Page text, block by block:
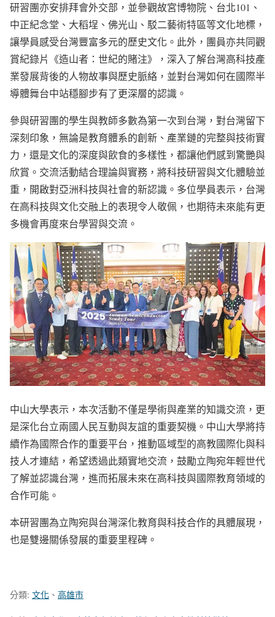
研習團亦安排拜會外交部，並參觀故宮博物院、台北101、
中正紀念堂、大稻埕、佛光山、駁二藝術特區等文化地標，
讓學員感受台灣豐富多元的歷史文化。此外，團員亦共同觀
賞紀錄片《造山者：世紀的賭注》，深入了解台灣高科技產
業發展背後的人物故事與歷史脈絡，並對台灣如何在國際半
導體舞台中站穩腳步有了更深層的認識。
參與研習團的學生與教師多數為第一次到台灣，對台灣留下
深刻印象，無論是教育體系的創新、產業鏈的完整與技術實
力，還是文化的深度與飲食的多樣性，都讓他們感到驚艷與
欣賞。交流活動結合理論與實務，將科技研習與文化體驗並
重，開啟對亞洲科技與社會的新認識。多位學員表示，台灣
在高科技與文化交融上的表現令人敬佩，也期待未來能有更
多機會再度來台學習與交流。
中山大學表示，本次活動不僅是學術與產業的知識交流，更
是深化台立兩國人民互動與友誼的重要契機。中山大學將持
續作為國際合作的重要平台，推動區域型的高教國際化與科
技人才連結，希望透過此類實地交流，鼓勵立陶宛年輕世代
了解並認識台灣，進而拓展未來在高科技與國際教育領域的
合作可能。
本研習團為立陶宛與台灣深化教育與科技合作的具體展現，
也是雙邊關係發展的重要里程碑。
分類: 文化 、 高雄市